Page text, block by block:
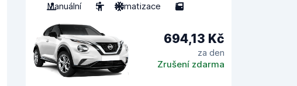
Manuální
5 Klimatizace 5
694,13 Kč
za den
Zrušení zdarma